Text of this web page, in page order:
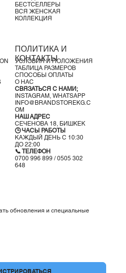
накладками
БЕСТСЕЛЛЕРЫ
ВСЯ ЖЕНСКАЯ
КОЛЛЕКЦИЯ
ПОЛИТИКА И
КОНТАКТЫ
УСЛОВИЯ И ПОЛОЖЕНИЯ
ТАБЛИЦА РАЗМЕРОВ
СПОСОБЫ ОПЛАТЫ
О НАС
СВЯЗАТЬСЯ С НАМИ;
INSTAGRAM, WHATSAPP
INFO@BRANDSTOREKG.C
OM
НАШ АДРЕС
СЕЧЕНОВА 18, БИШКЕК
🕒 ЧАСЫ РАБОТЫ
КАЖДЫЙ ДЕНЬ С 10:30
ДО 22:00
📞 ТЕЛЕФОН
0700 996 899 / 0505 302
648
обновления и специальные